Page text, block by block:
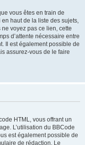
vous êtes en train de
haut de la liste des sujets,
voyez pas ce lien, cette
d’attente nécessaire entre
Il est également possible de
assurez-vous de le faire
HTML, vous offrant un
L’utilisation du BBCode
est également possible de
de rédaction. Le